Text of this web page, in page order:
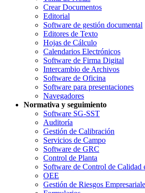
Crear Documentos
Editorial
Software de gestión documental
Editores de Texto
Hojas de Cálculo
Calendarios Electrónicos
Software de Firma Digital
Intercambio de Archivos
Software de Oficina
Software para presentaciones
Navegadores
Normativa y seguimiento
Software SG-SST
Auditoría
Gestión de Calibración
Servicios de Campo
Software de GRC
Control de Planta
Software de Control de Calidad
OEE
Gestión de Riesgos